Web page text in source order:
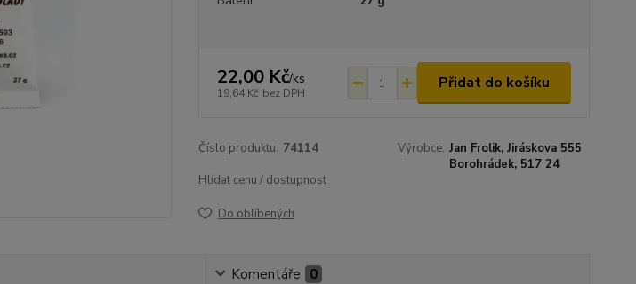
22,00 Kč/ks
19,64 Kč bez DPH
Přidat do košíku
Číslo produktu: 74114 Výrobce: Jan Frolik, Jiráskova 555
Borohrádek, 517 24
Hlídat cenu / dostupnost
Do oblíbených
Komentáře 0